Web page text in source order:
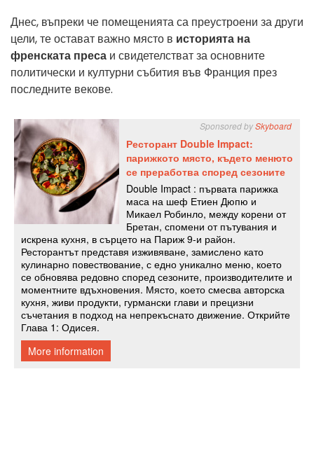
Днес, въпреки че помещенията са преустроени за други
цели, те остават важно място в историята на
френската преса и свидетелстват за основните
политически и културни събития във Франция през
последните векове.